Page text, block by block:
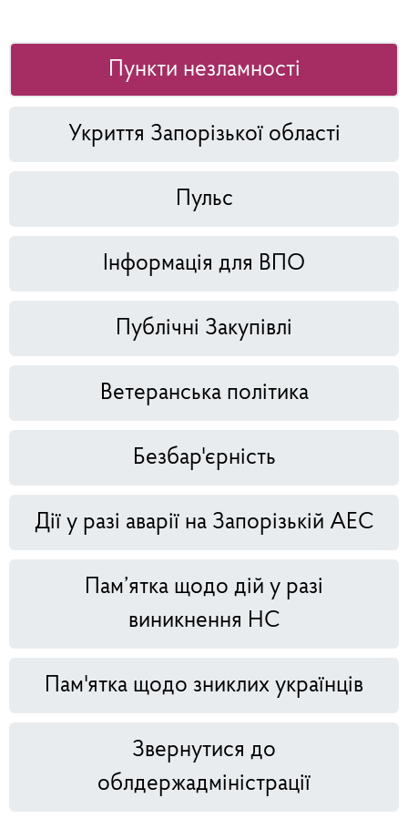
Пункти незламності
Укриття Запорізької області
Пульс
Інформація для ВПО
Публічні Закупівлі
Ветеранська політика
Безбар'єрність
Дії у разі аварії на Запорізькій АЕС
Пам’ятка щодо дій у разі
виникнення НС
Пам'ятка щодо зниклих українців
Звернутися до
облдержадміністрації